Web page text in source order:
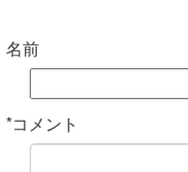
名前
*コメント